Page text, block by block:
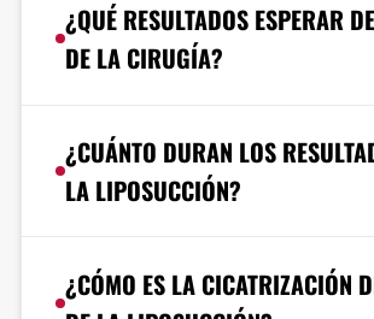
¿QUÉ RESULTADOS ESPERAR
DE LA CIRUGÍA?
¿CUÁNTO DURAN LOS
LA LIPOSUCCIÓN?
¿CÓMO ES LA CICATRIZACIÓN